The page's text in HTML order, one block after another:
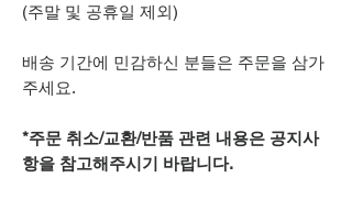
(주말 및 공휴일 제외)
배송 기간에 민감하신 분들은 주문을 삼가
주세요.
*주문 취소/교환/반품 관련 내용은 공지사
항을 참고해주시기 바랍니다.